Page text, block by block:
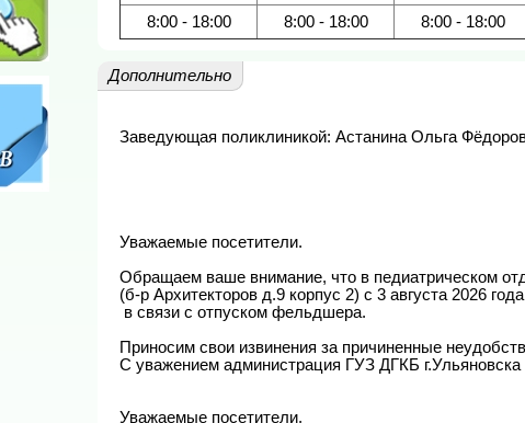
8:00 - 18:00
8:00 - 18:00 8:00 - 18:00
Дополнительно
Заведующая поликлиникой: Астанина Ольга
Уважаемые посетители.
Обращаем ваше внимание, что в педиатрическом
(б-р Архитекторов д.9 корпус 2) с 3 августа 2026
Приносим свои извинения за причиненные
С уважением администрация ГУЗ ДГКБ г.Ульяновска
Уважаемые посетители.